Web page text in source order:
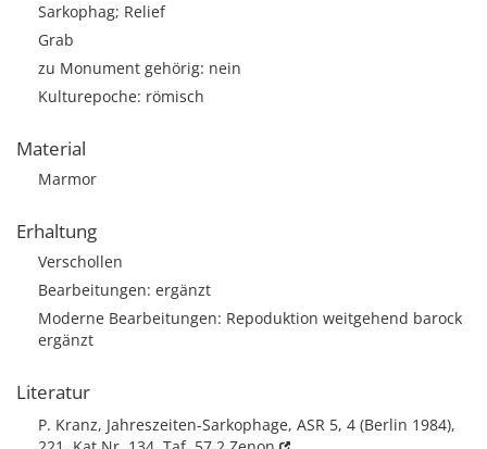
Sarkophag; Relief
Grab
zu Monument gehörig: nein
Kulturepoche: römisch
Material
Marmor
Erhaltung
Verschollen
Bearbeitungen: ergänzt
Moderne Bearbeitungen: Repoduktion weitgehend barock
ergänzt
Literatur
P. Kranz, Jahreszeiten-Sarkophage, ASR 5, 4 (Berlin 1984),